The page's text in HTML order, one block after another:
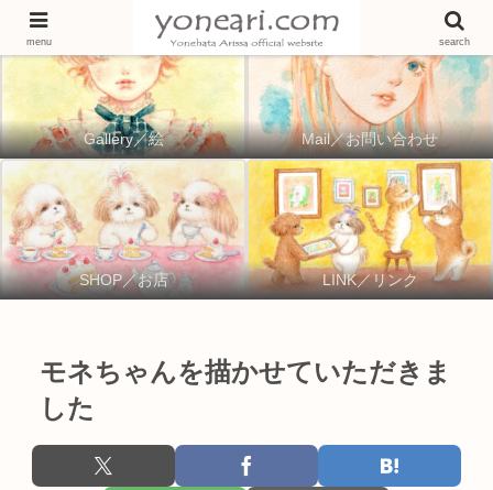
Gallery／絵 Mail／お問い合わせ
SHOP／お店 LINK／リンク
モネちゃんを描かせていただきま
した
menu search